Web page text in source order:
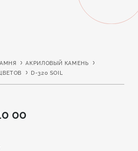
АКРИЛОВЫЙ КАМЕНЬ
D-320 SOIL
00